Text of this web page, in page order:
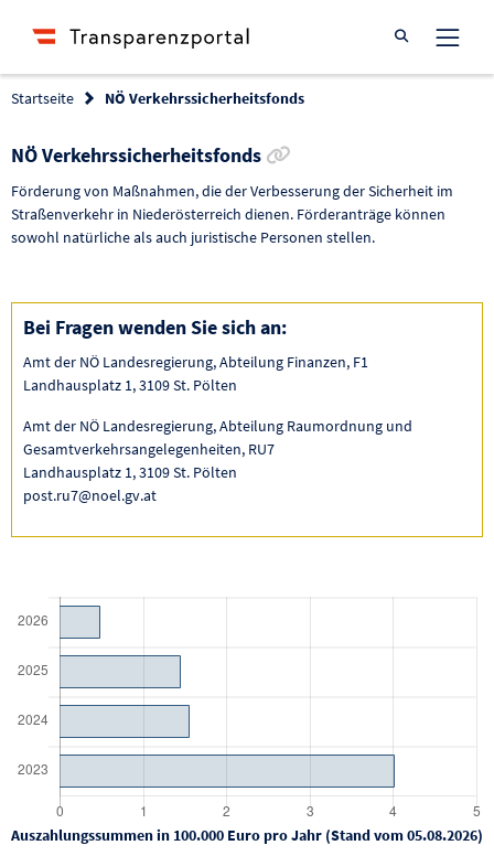
Suche öffnen
Startseite NÖ Verkehrssicherheitsfonds
NÖ Verkehrssicherheitsfonds
Förderung von Maßnahmen, die der Verbesserung der Sicherheit im
Straßenverkehr in Niederösterreich dienen. Förderanträge können
sowohl natürliche als auch juristische Personen stellen.
Bei Fragen wenden Sie sich an:
Amt der NÖ Landesregierung, Abteilung Finanzen, F1
Landhausplatz 1, 3109 St. Pölten
Amt der NÖ Landesregierung, Abteilung Raumordnung und
Gesamtverkehrsangelegenheiten, RU7
Landhausplatz 1, 3109 St. Pölten
post.ru7@noel.gv.at
Auszahlungssummen in 100.000 Euro pro Jahr (Stand vom 05.08.2026)